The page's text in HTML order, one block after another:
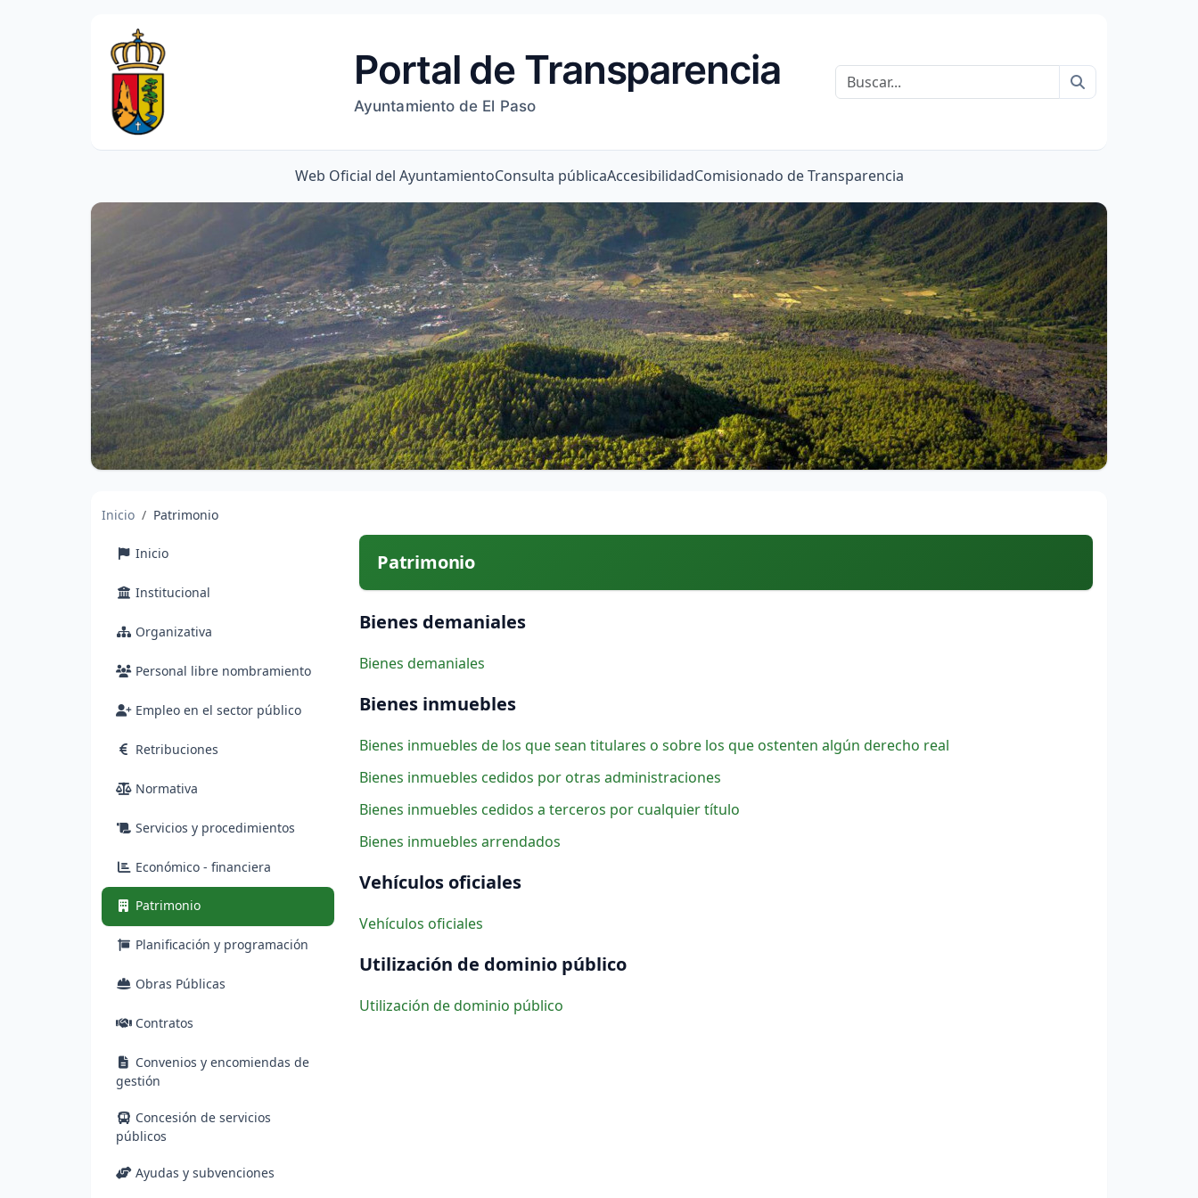
Portal de Transparencia
Ayuntamiento de El Paso
Web Oficial del AyuntamientoConsulta públicaAccesibilidadComisionado de Transparencia
Inicio Patrimonio
Inicio
Institucional
Organizativa
Personal libre nombramiento
Empleo en el sector público
Retribuciones
Normativa
Servicios y procedimientos
Económico - financiera
Patrimonio(actual)
Planificación y programación
Obras Públicas
Contratos
Convenios y encomiendas de
gestión
Concesión de servicios
públicos
Ayudas y subvenciones
Patrimonio
Bienes demaniales
Bienes demaniales
Bienes inmuebles
Bienes inmuebles de los que sean titulares o sobre los que ostenten algún derecho real
Bienes inmuebles cedidos por otras administraciones
Bienes inmuebles cedidos a terceros por cualquier título
Bienes inmuebles arrendados
Vehículos oficiales
Vehículos oficiales
Utilización de dominio público
Utilización de dominio público